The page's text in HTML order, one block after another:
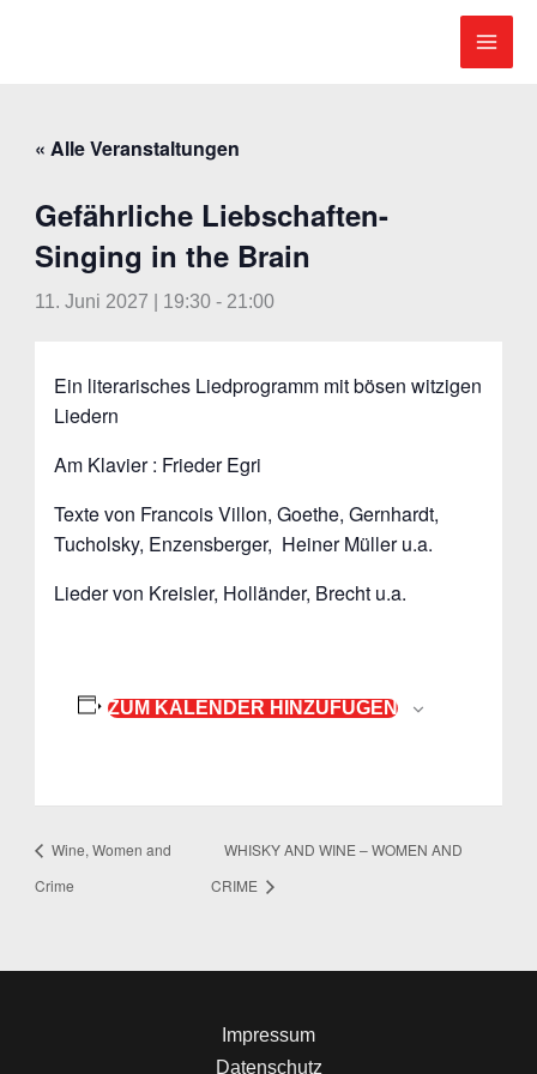
« Alle Veranstaltungen
Gefährliche Liebschaften-
Singing in the Brain
11. Juni 2027 | 19:30- 21:00
Ein literarisches Liedprogramm mit bösen witzigen
Liedern
Am Klavier : Frieder Egri
Texte von Francois Villon, Goethe, Gernhardt,
Tucholsky, Enzensberger, Heiner Müller u.a.
Lieder von Kreisler, Holländer, Brecht u.a.
ZUM KALENDER HINZUFÜGEN
Wine, Women and
Crime
WHISKY AND WINE – WOMEN AND
CRIME
Impressum
Datenschutz